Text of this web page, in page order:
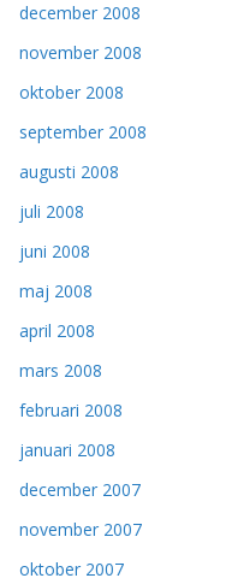
december 2008
november 2008
oktober 2008
september 2008
augusti 2008
juli 2008
juni 2008
maj 2008
april 2008
mars 2008
februari 2008
januari 2008
december 2007
november 2007
oktober 2007